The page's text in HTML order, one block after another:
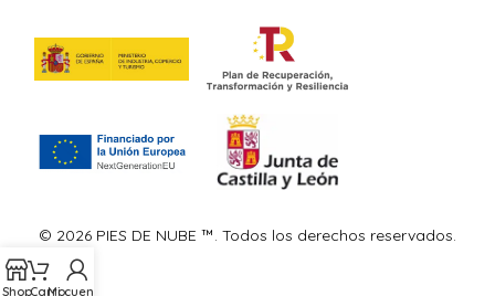
© 2026 PIES DE NUBE ™. Todos los derechos reservados.
ShopCarroMi cuenta